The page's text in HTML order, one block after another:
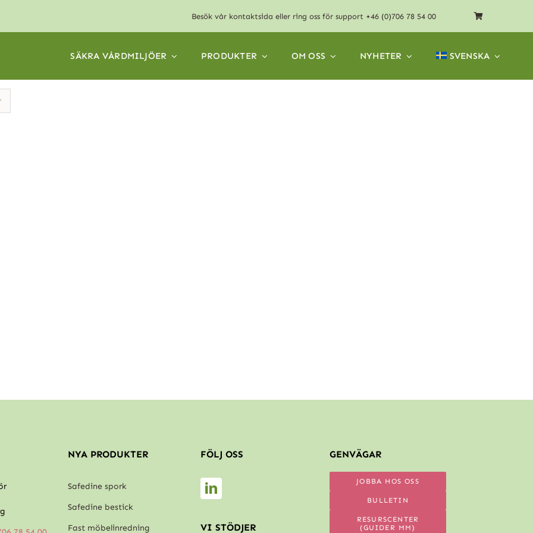
Besök vår kontaktsida eller ring oss för support +46 (0)706 78 54 00
SÄKRA VÅRDMILJÖER PRODUKTER OM OSS NYHETER SVENSKA
NYA PRODUKTER
Safedine spork
Safedine bestick
Fast möbelinredning
FÖLJ OSS
VI STÖDJER
GENVÄGAR
JOBBA HOS OSS
BULLETIN
RESURSCENTER
(GUIDER MM)